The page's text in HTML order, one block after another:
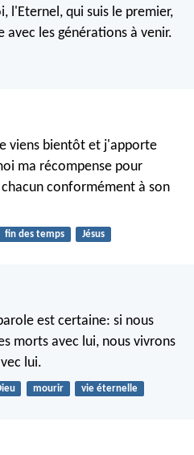
l'Eternel, qui suis le premier,
les générations à venir.
viens bientôt et j'apporte
ma récompense pour
conformément à son
fin des temps Jésus
est certaine: si nous
morts avec lui, nous vivrons
lui.
mourir vie éternelle